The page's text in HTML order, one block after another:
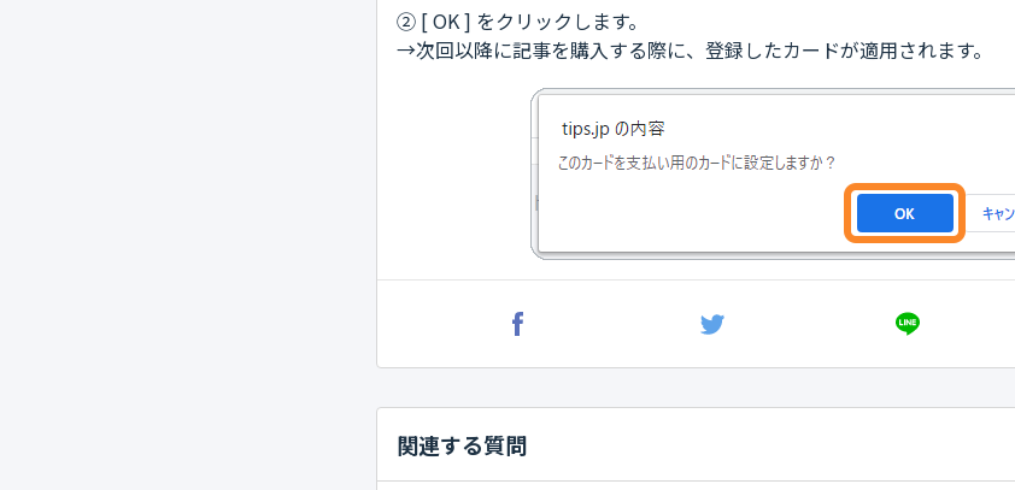
② [ OK ] をクリックします。
→次回以降に記事を購入する際に、登録したカードが適用されます。
関連する質問